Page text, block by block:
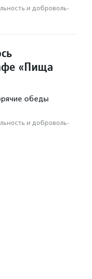
и доброволь­
«Пища
обеды
и доброволь­